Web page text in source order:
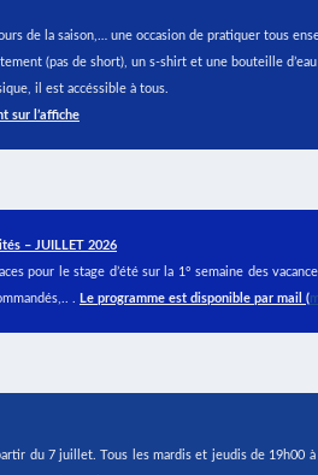
de la saison,… une occasion de pratiquer tous
(pas de short), un s-shirt et une bouteille
il est accéssible à tous.
sur l’affiche
– JUILLET 2026
pour le stage d’été sur la 1° semaine des
.
Le programme est disponible par mail (
du 7 juillet. Tous les mardis et jeudis de